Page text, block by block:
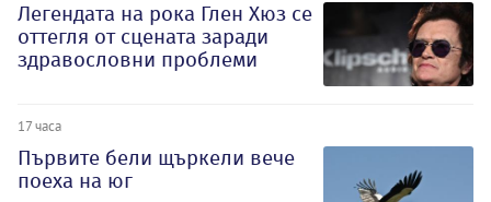
Легендата на рока Глен Хюз се
оттегля от сцената заради
здравословни проблеми
17 часа
Първите бели щъркели вече
поеха на юг